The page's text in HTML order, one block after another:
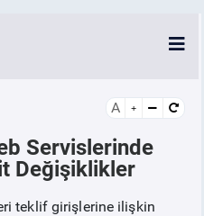
A
Servislerinde
Değişiklikler
teklif girişlerine ilişkin